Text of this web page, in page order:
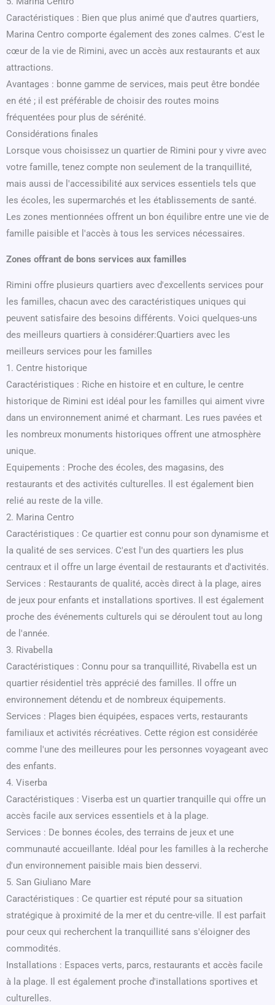
Caractéristiques : Bien que plus animé que d'autres quartiers,
Marina Centro comporte également des zones calmes. C'est le
cœur de la vie de Rimini, avec un accès aux restaurants et aux
attractions.
Avantages : bonne gamme de services, mais peut être bondée
en été ; il est préférable de choisir des routes moins
fréquentées pour plus de sérénité.
Considérations finales
Lorsque vous choisissez un quartier de Rimini pour y vivre avec
votre famille, tenez compte non seulement de la tranquillité,
mais aussi de l'accessibilité aux services essentiels tels que
les écoles, les supermarchés et les établissements de santé.
Les zones mentionnées offrent un bon équilibre entre une vie de
famille paisible et l'accès à tous les services nécessaires.
Zones offrant de bons services aux familles
Rimini offre plusieurs quartiers avec d'excellents services pour
les familles, chacun avec des caractéristiques uniques qui
peuvent satisfaire des besoins différents. Voici quelques-uns
des meilleurs quartiers à considérer:Quartiers avec les
meilleurs services pour les familles
1. Centre historique
Caractéristiques : Riche en histoire et en culture, le centre
historique de Rimini est idéal pour les familles qui aiment vivre
dans un environnement animé et charmant. Les rues pavées et
les nombreux monuments historiques offrent une atmosphère
unique.
Equipements : Proche des écoles, des magasins, des
restaurants et des activités culturelles. Il est également bien
relié au reste de la ville.
2. Marina Centro
Caractéristiques : Ce quartier est connu pour son dynamisme et
la qualité de ses services. C'est l'un des quartiers les plus
centraux et il offre un large éventail de restaurants et d'activités.
Services : Restaurants de qualité, accès direct à la plage, aires
de jeux pour enfants et installations sportives. Il est également
proche des événements culturels qui se déroulent tout au long
de l'année.
3. Rivabella
Caractéristiques : Connu pour sa tranquillité, Rivabella est un
quartier résidentiel très apprécié des familles. Il offre un
environnement détendu et de nombreux équipements.
Services : Plages bien équipées, espaces verts, restaurants
familiaux et activités récréatives. Cette région est considérée
comme l'une des meilleures pour les personnes voyageant avec
des enfants.
4. Viserba
Caractéristiques : Viserba est un quartier tranquille qui offre un
accès facile aux services essentiels et à la plage.
Services : De bonnes écoles, des terrains de jeux et une
communauté accueillante. Idéal pour les familles à la recherche
d'un environnement paisible mais bien desservi.
5. San Giuliano Mare
Caractéristiques : Ce quartier est réputé pour sa situation
stratégique à proximité de la mer et du centre-ville. Il est parfait
pour ceux qui recherchent la tranquillité sans s'éloigner des
commodités.
Installations : Espaces verts, parcs, restaurants et accès facile
à la plage. Il est également proche d'installations sportives et
culturelles.